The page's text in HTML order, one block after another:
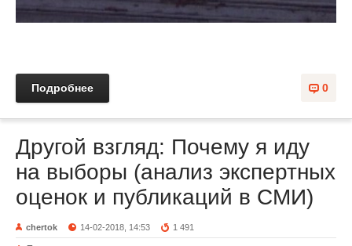
0
Подробнее
Другой взгляд: Почему я иду
на выборы (анализ экспертных
оценок и публикаций в СМИ)
chertok 14-02-2018, 14:53 1 491